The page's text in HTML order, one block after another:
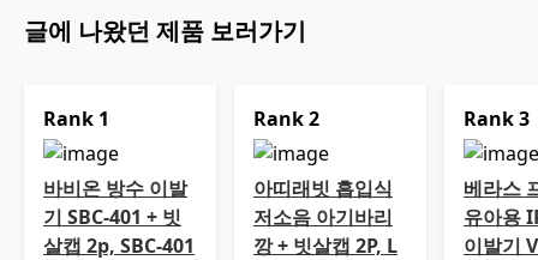
글에 나왔던 제품 보러가기
Rank 1
바비온 방수 이발
기 SBC-401 + 빗
살캡 2p, SBC-401
Rank2
아띠래빗 흡입식
저소음 아기바리
깡 + 빗살캡 2P, L
Rank3
베라스
유아용
이발기